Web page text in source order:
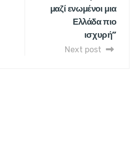
μαζί ενωμένοι μια
Ελλάδα πιο
ισχυρή”
Next post